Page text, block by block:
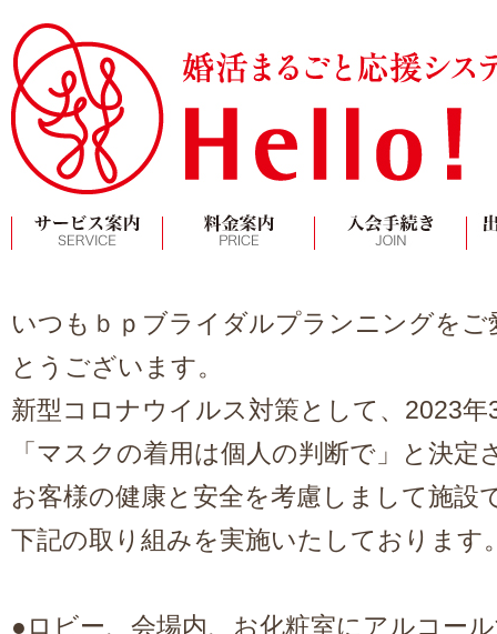
いつもｂｐブライダルプランニングを
とうございます。
新型コロナウイルス対策として、2023年
「マスクの着用は個人の判断で」と決定
お客様の健康と安全を考慮しまして施設
下記の取り組みを実施いたしております
●ロビー、会場内、お化粧室にアルコー